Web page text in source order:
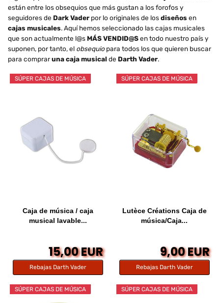
están entre los obsequios que más gustan a los forofos y
seguidores de Dark Vader por lo originales de losdiseños en
cajas musicales. Aquí hemos seleccionado las cajas musicales
que son actualmente l@s MÁS VENDID@Sen todo nuestro país y
suponen, por tanto, el obsequiopara todos los que quieren buscar
para compraruna caja musical de Darth Vader.
SÚPER CAJAS DE MÚSICA
Caja de música / caja
musical lavable...
15,00 EUR
Rebajas Darth Vader
SÚPER CAJAS DE MÚSICA
Lutèce Créations Caja de
música/Caja...
9,00 EUR
Rebajas Darth Vader
SÚPER CAJAS DE MÚSICA SÚPER CAJAS DE MÚSICA